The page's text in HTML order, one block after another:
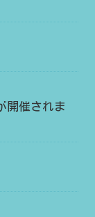
開催されま